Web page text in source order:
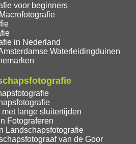
voor beginners
in Nederland
Waterleidingduinen
lange sluitertijden
Fotograferen
Landschapsfotografie
van de Goor